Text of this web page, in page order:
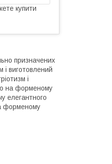
купити
призначених
виготовлений
і
на форменому
елегантного
форменому